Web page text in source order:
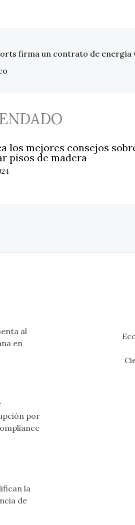
firma un contrato de energía
los mejores consejos
pisos de madera
al
en
por
la
de